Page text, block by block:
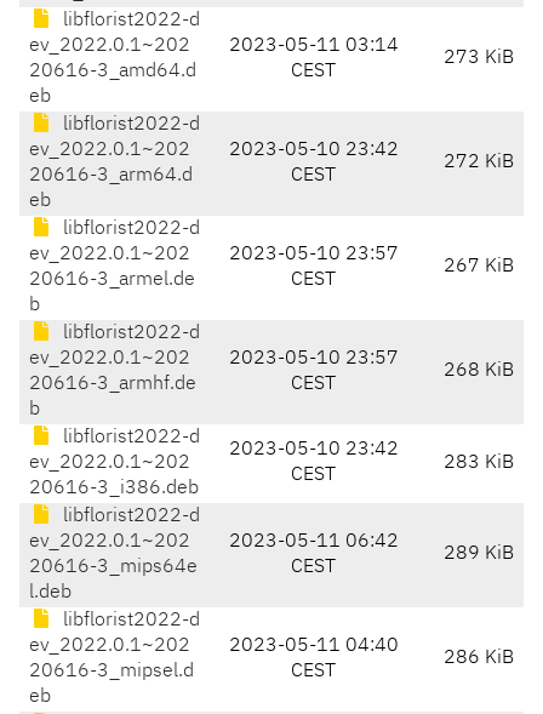
libflorist2022-d
ev_2022.0.1~202
20616-3_amd64.d
eb
2023-05-11 03:14
CEST
273 KiB
libflorist2022-d
ev_2022.0.1~202
20616-3_arm64.d
eb
2023-05-10 23:42
CEST
272 KiB
libflorist2022-d
ev_2022.0.1~202
20616-3_armel.de
b
2023-05-10 23:57
CEST
267 KiB
libflorist2022-d
ev_2022.0.1~202
20616-3_armhf.de
b
2023-05-10 23:57
CEST
268 KiB
libflorist2022-d
ev_2022.0.1~202
20616-3_i386.deb
2023-05-10 23:42
CEST
283 KiB
libflorist2022-d
ev_2022.0.1~202
20616-3_mips64e
l.deb
2023-05-11 06:42
CEST
289 KiB
libflorist2022-d
ev_2022.0.1~202
20616-3_mipsel.d
eb
2023-05-11 04:40
CEST
286 KiB